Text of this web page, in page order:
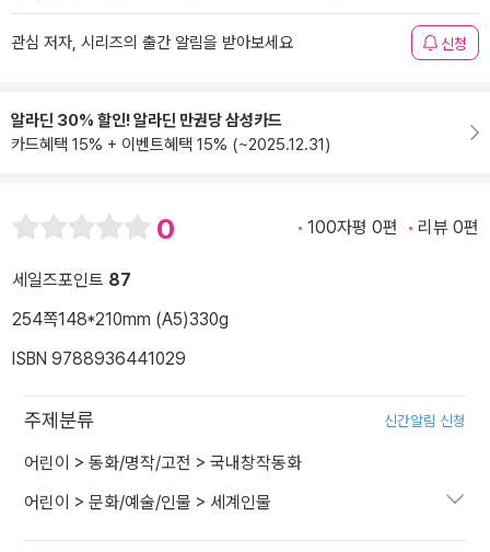
관심 저자, 시리즈의 출간 알림을 받아보세요 신청
알라딘 30% 할인! 알라딘 만권당 삼성카드
카드혜택 15% + 이벤트혜택 15% (~2025.12.31)
0 100자평 0편 리뷰 0편
세일즈포인트 87
254쪽148*210mm (A5)330g
ISBN 9788936441029
주제분류 신간알림 신청
어린이 > 동화/명작/고전 > 국내창작동화
어린이 > 문화/예술/인물 > 세계인물